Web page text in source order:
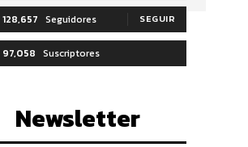
128,657 Seguidores SEGUIR
97,058 Suscriptores
Newsletter